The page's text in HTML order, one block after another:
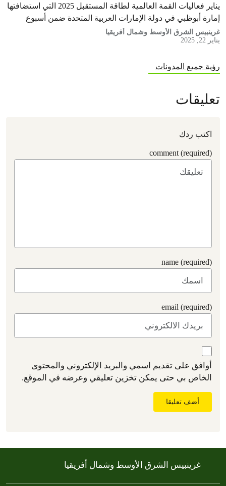
يناير فعاليات القمة العالمية لطاقة المستقبل 2025 التي استضافتها
إمارة أبوظبي في دولة الإمارات العربية المتحدة ضمن أسبوع
أبوظبي للاستدامة، والتي…
غرينبيس الشرق الأوسط وشمال أفريقيا
يناير 22, 2025
رؤية جميع المدونات
تعليقات
اكتب ردك
comment (required)
name (required)
email (required)
أوافق على تقديم اسمي والبريد الإلكتروني والمحتوى
الخاص بي حتى يمكن تخزين تعليقي وعرضه في الموقع.
أضف تعليقا